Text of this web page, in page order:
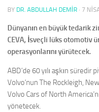
BY DR. ABDULLAH DEMİR · 7
Dünyanın en büyük tedarik
CEVA, İsveçli lüks otomotiv
operasyonlarını yürütecek.
ABD’de 60 yılı aşkın süredir
Volvo’nun The Rockleigh,
Volvo Cars of North
yönetecek.